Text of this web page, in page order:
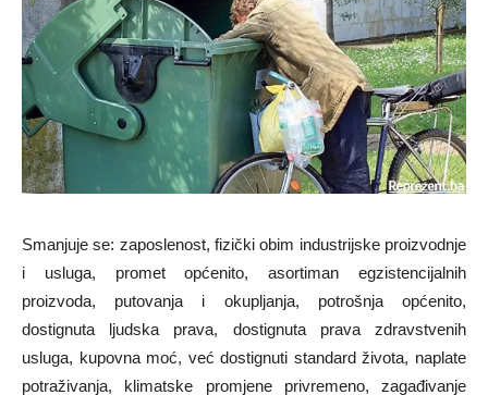
Smanjuje se: zaposlenost, fizički obim industrijske proizvodnje
i usluga, promet općenito, asortiman egzistencijalnih
proizvoda, putovanja i okupljanja, potrošnja općenito,
dostignuta ljudska prava, dostignuta prava zdravstvenih
usluga, kupovna moć, već dostignuti standard života, naplate
potraživanja, klimatske promjene privremeno, zagađivanje